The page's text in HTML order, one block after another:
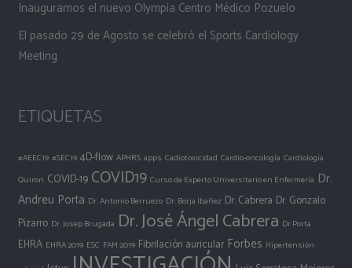
Inauguramos el nuevo Olympia Centro Médico Pozuelo
El pasado 29 de Agosto se celebró el Sports Cardiology
Meeting
ETIQUETAS
#AEEC19 #SEC19 4D-flow APHRS apps Cadiotoxicidad Cardio-oncología Cardiología
Quiron COVID-19 COVID19 Curso de Experto Universitario en Enfermería Dr.
Andreu Porta Dr. Antonio Berruezo Dr. Borja Ibañez Dr. Cabrera Dr. Gonzalo
Pizarro Dr. Josep Brugada Dr. José Ángel Cabrera Dr Porta
EHRA EHRA 2019 ESC FAM 2019 Fibrilación auricular Forbes Hipertensión